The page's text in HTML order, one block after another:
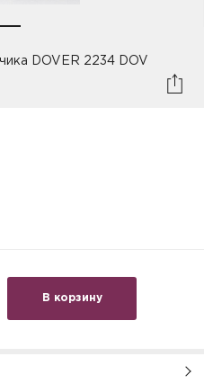
DOVER 2234 DOV
В корзину